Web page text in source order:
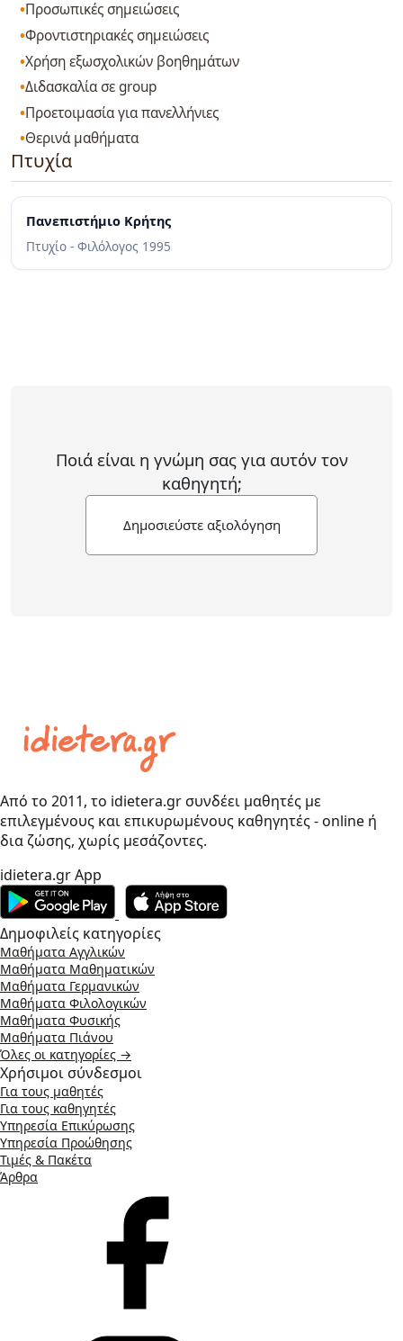
Προσωπικές σημειώσεις
Φροντιστηριακές σημειώσεις
Χρήση εξωσχολικών βοηθημάτων
Διδασκαλία σε group
Προετοιμασία για πανελλήνιες
Θερινά μαθήματα
Πτυχία
Πανεπιστήμιο Κρήτης
Πτυχίο - Φιλόλογος 1995
Ποιά είναι η γνώμη σας για αυτόν τον
καθηγητή;
Δημοσιεύστε αξιολόγηση
Από το 2011, το idietera.gr συνδέει μαθητές με
επιλεγμένους και επικυρωμένους καθηγητές - online ή
δια ζώσης, χωρίς μεσάζοντες.
idietera.gr App
Δημοφιλείς κατηγορίες
Μαθήματα Αγγλικών
Μαθήματα Μαθηματικών
Μαθήματα Γερμανικών
Μαθήματα Φιλολογικών
Μαθήματα Φυσικής
Μαθήματα Πιάνου
Όλες οι κατηγορίες →
Χρήσιμοι σύνδεσμοι
Για τους μαθητές
Για τους καθηγητές
Υπηρεσία Επικύρωσης
Υπηρεσία Προώθησης
Τιμές & Πακέτα
Άρθρα